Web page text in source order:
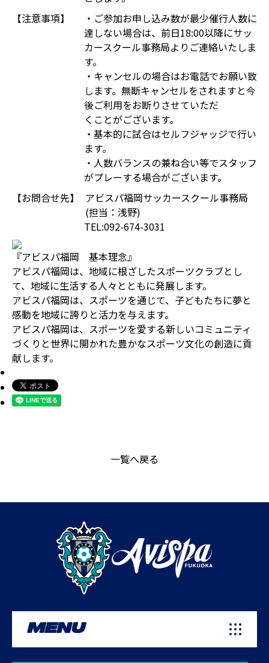
【注意事項】
・ご参加お申し込み数が最少催行人数に
達しない場合は、前日18:00以降にサッ
カースクール事務局よりご連絡いたしま
す。
・キャンセルの場合はお電話でお願い致
します。無断キャンセルをされますと今
後ご利用をお断りさせていただ
くことがございます。
・基本的に試合はセルフジャッジで行い
ます。
・人数バランスの兼ね合い等でスタッフ
がプレーする場合がございます。
【お問合せ先】
アビスパ福岡サッカースクール事務局
(担当：浅野)
TEL:092-674-3031
『アビスパ福岡 基本理念』
アビスパ福岡は、地域に根ざしたスポーツクラブとし
て、地域に生活する人々とともに発展します。
アビスパ福岡は、スポーツを通じて、子どもたちに夢と
感動を地域に誇りと活力を与えます。
アビスパ福岡は、スポーツを愛する新しいコミュニティ
づくりと世界に開かれた豊かなスポーツ文化の創造に貢
献します。
一覧へ戻る
MENU